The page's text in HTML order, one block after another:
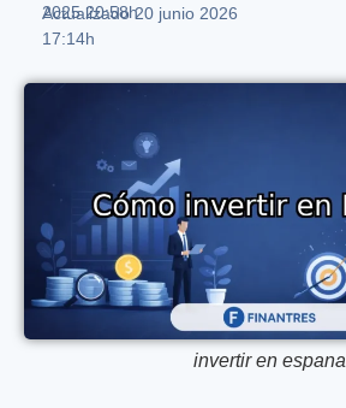
2025 20:58h
Actualizado 20 junio 2026
17:14h
invertir en espana